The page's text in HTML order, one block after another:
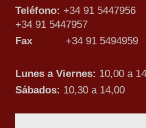
Teléfono: +34 91
+34 91 5447957
Fax +34 91 5494959
Lunes a Viernes: 10,00 a
Sábados: 10,30 a 14,00